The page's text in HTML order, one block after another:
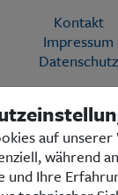
Kontakt
Impressum
Datenschutz
Zeitung
in
fühlt sich die
auf unserer
während
und Ihre